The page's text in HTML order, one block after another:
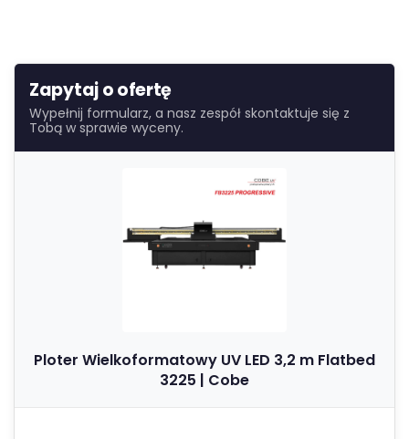
Zapytaj o ofertę
Wypełnij formularz, a nasz zespół skontaktuje się z
Tobą w sprawie wyceny.
Ploter Wielkoformatowy UV LED 3,2 m Flatbed
3225 | Cobe